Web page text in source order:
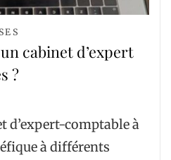
cabinet d’expert
?
d’expert-comptable à
à différents